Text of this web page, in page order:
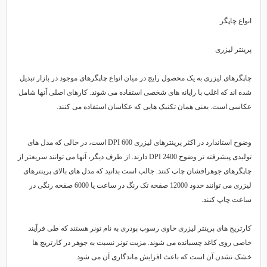
انواع چاپگر
پرینتر لیزری
چاپگرهای لیزری به یک محصول رایج در میان انواع چاپگرهای موجود در بازار تبدیل
شده اند که اغلب با رایانه های شخصی استفاده می شوند. کارهای اصلی آنها شامل
عکاسی است. یعنی همان تکنیک هایی که عکاسان استفاده می کنند.
وضوح استاندارد در اکثر پرینترهای لیزری 600 DPI است، در حالی که مدل های
تولیدی پیشرفته تر وضوح 2400 DPI دارند. از طرف دیگر، آنها می توانند سریعتر از
چاپگرهای جوهرافشان چاپ کنند. جالب است بدانید که مدل های بالای پرینترهای
لیزری می توانند حدود 12000 صفحه تک رنگ در ساعت یا 6000 صفحه رنگی در
ساعت چاپ کنند.
کارتریج های پرینتر لیزری حاوی رسوب پودری به نام تونر هستند که طی فرآیند
خاصی روی کاغذ چسبانده می شوند. مزیت تونر نسبت به جوهر در کارتریج ها
خشک نشدن آن است که باعث افزایش ماندگاری آن می شود.